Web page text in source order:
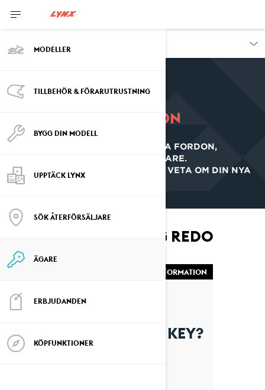
MODELLER
TILLBEHÖR & FÖRARUTRUSTNING
BYGG DIN MODELL
UPPTÄCK LYNX
SÖK ÅTERFÖRSÄLJARE
ÄGARE
ERBJUDANDEN
KÖPFUNKTIONER
Fordonsinformation
VIKTIG INFORMATION OM DITT NYA FORDON,
REDOVISAD AV VÅRA PROFFSFÖRARE.
LÄR DIG EXAKT VAD DU BEHÖVER VETA OM DIN NYA
LYNX.
SE, LÄR OCH GÖR DIG REDO
FORDONSINFORMATION
By Lynx Snowmobiles
VAD ÄR EN LEARNING KEY?